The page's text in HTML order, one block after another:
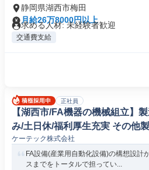
静岡県湖西市梅田
月給26万8000円以上
求める人材: 未経験者歓迎
交通費支給
正社員
【湖西市/FA機器の機械組立】
み/土日休/福利厚生充実 その他
マネージャー(機械/電気/電子製品
ケーテック株式会社
FA設備(産業用自動化設備)の構想設計
スまでをトータルで担ってい...